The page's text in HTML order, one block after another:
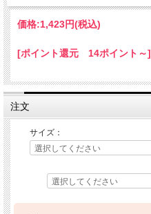
価格:1,423円(税込)
[ポイント還元 14ポイント～]
注文
サイズ：